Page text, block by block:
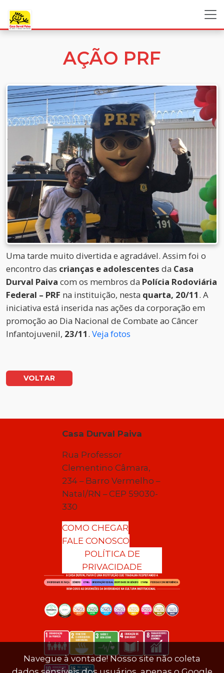
AÇÃO PRF
Uma tarde muito divertida e agradável. Assim foi o
encontro das crianças e adolescentes da Casa
Durval Paiva com os membros da Polícia Rodoviária
Federal – PRF na instituição, nesta quarta, 20/11. A
iniciativa está inserida nas ações da corporação em
promoção ao Dia Nacional de Combate ao Câncer
Infantojuvenil, 23/11. Veja fotos
VOLTAR
Casa Durval Paiva
Rua Professor
Clementino Câmara,
234 – Barro Vermelho –
Natal/RN – CEP 59030-
330
COMO CHEGAR
FALE CONOSCO
POLÍTICA DE
PRIVACIDADE
Navegue à vontade! Nosso site não coleta